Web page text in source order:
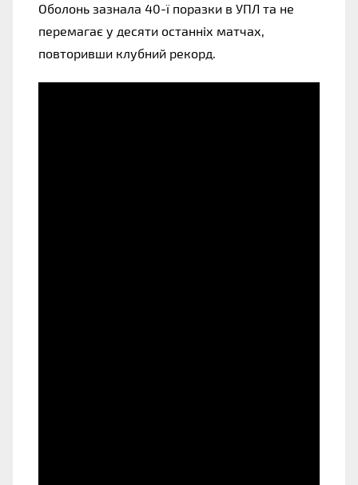
Оболонь зазнала 40-ї поразки в УПЛ та не
перемагає у десяти останніх матчах,
повторивши клубний рекорд.